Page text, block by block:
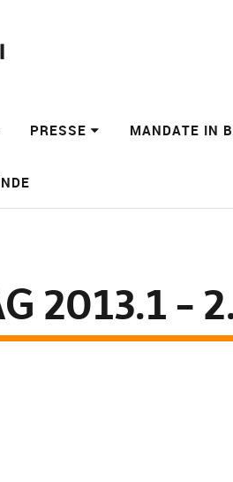
PRESSE MANDATE IN
2013.1 –